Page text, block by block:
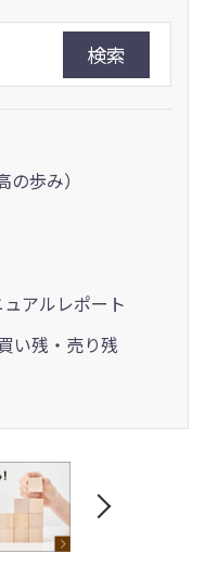
検索
歩み）
アルレポート
い残・売り残